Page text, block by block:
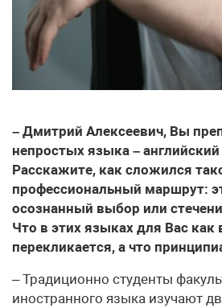
– Дмитрий Алексеевич, Вы
непростых языка –
Расскажите, как сложился
профессиональный маршрут:
осознанный выбор или
Что в этих языках для Вас как
перекликается, а что
– Традиционно студенты
иностранного языка изучают